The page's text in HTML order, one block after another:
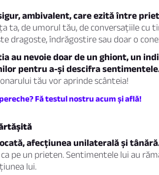
ambivalent, care ezită între
ta, de umorul tău, de conversațiile cu
dragoste, îndrăgostire sau doar o
au nevoie doar de un ghiont, un
pentru a-și descifra
tău vor aprinde scânteia!
Fă testul nostru acum și află!
afecțiunea unilaterală și
pe un prieten. Sentimentele lui au
lui.